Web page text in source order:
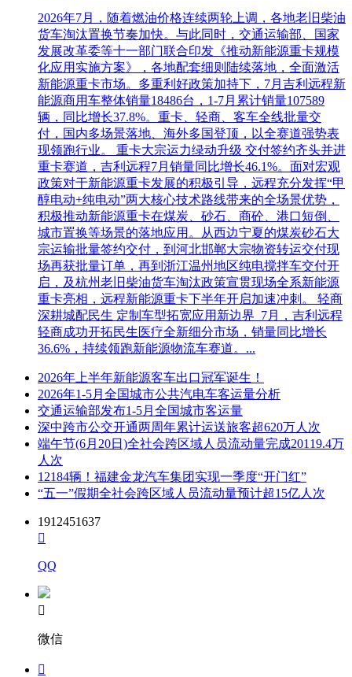
2026年7月，随着燃油价格连续两轮上调，各地老旧柴油
货车淘汰置换节奏加快。与此同时，交通运输部、国家
发展改革委等十一部门联合印发《推动新能源重卡规模
化应用实施方案》，各地配套细则陆续落地，全面激活
新能源重卡市场。多重利好政策加持下，7月吉利远程新
能源商用车整体销量18486台，1-7月累计销量107589
辆，同比增长37.8%。重卡、轻商、客车全线批量交
付，国内多场景落地、海外多国登顶，以全赛道强势表
现领跑行业。 重卡大宗运力绿动升级 交付签约齐头并进
重卡赛道，吉利远程7月销量同比增长46.1%。面对宏观
政策对于新能源重卡发展的积极引导，远程充分发挥“甲
醇电动+纯电动”两大核心技术路线带来的全场景优势，
积极推动新能源重卡在煤炭、砂石、商砼、港口短倒、
城市置换等场景的落地应用。从西边宁夏的煤炭砂石大
宗运输批量签约交付，到河北邯郸大宗物资转运交付现
场再获批量订单，再到浙江温州地区纯电搅拌车交付开
启，及杭州老旧柴油货车淘汰政策宣贯现场全系新能源
重卡亮相，远程新能源重卡下半年开启加速冲刺。 轻商
深耕城配民生 定制车型拓宽应用新边界 7月，吉利远程
轻商成功开拓民生医疗全新细分市场，销量同比增长
36.6%，持续领跑新能源物流车赛道。...
2026年上半年新能源客车出口冠军诞生！
2026年1-5月全国城市公共汽电车客运量分析
交通运输部发布1-5月全国城市客运量
深中跨市公交开通两周年累计运送旅客超620万人次
端午节(6月20日)全社会跨区域人员流动量完成20119.4万
人次
12184辆！福建金龙汽车集团实现一季度“开门红”
“五一”假期全社会跨区域人员流动量预计超15亿人次
1912451637

QQ

微信
